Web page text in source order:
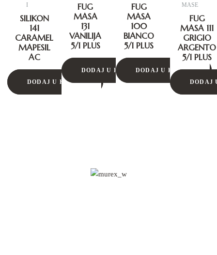
I
SILIKON
141
CARAMEL
MAPESIL
AC
DODAJ U KORPU
FUG
MASA
131
VANILIJA
5/1 PLUS
DODAJ U KORPU
FUG
MASA
100
BIANCO
5/1 PLUS
DODAJ U KORPU
MASE
FUG
MASA 111
GRIGIO
ARGENTO
5/1 PLUS
DODAJ